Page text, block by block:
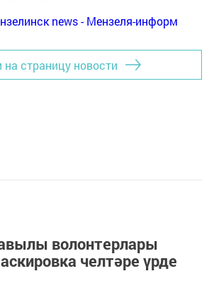
news - Мензеля-информ
на страницу новости
волонтерлары
челтәре үрде